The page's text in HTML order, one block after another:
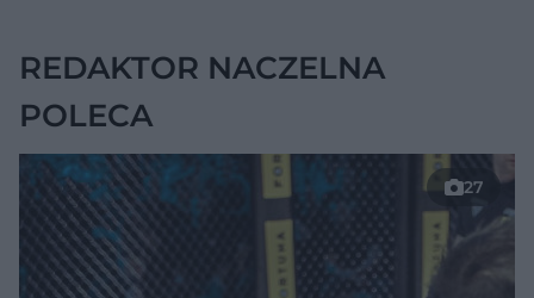
REDAKTOR NACZELNA
POLECA
27